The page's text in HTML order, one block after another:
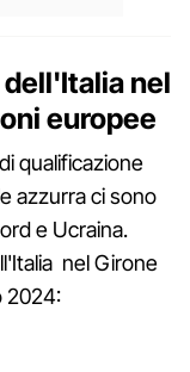
nel
europee
qualificazione
azzurra ci sono
e Ucraina.
nel Girone
2024: